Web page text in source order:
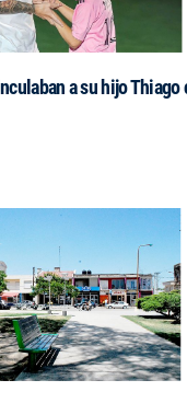
a su hijo Thiago